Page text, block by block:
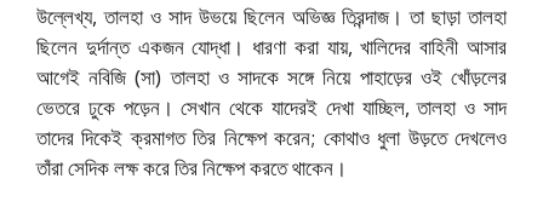
উল্লেখ্য, তালহা ও সাদ উভয়ে ছিলেন অভিজ্ঞ তিরন্দাজ। তা ছাড়া তালহা
ছিলেন দুর্দান্ত একজন যোদ্ধা। ধারণা করা যায়, খালিদের বাহিনী আসার
আগেই নবিজি (সা) তালহা ও সাদকে সঙ্গে নিয়ে পাহাড়ের ওই খোঁড়লের
ভেতরে ঢুকে পড়েন। সেখান থেকে যাদেরই দেখা যাচ্ছিল, তালহা ও সাদ
তাদের দিকেই ক্রমাগত তির নিক্ষেপ করেন; কোথাও ধুলা উড়তে দেখলেও
তাঁরা সেদিক লক্ষ করে তির নিক্ষেপ করতে থাকেন।